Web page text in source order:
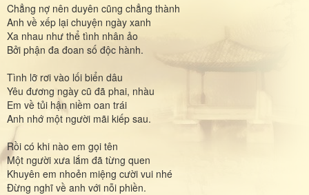
Chẳng nợ nên duyên cũng chẳng thành
Anh về xếp lại chuyện ngày xanh
Xa nhau như thể tình nhân ảo
Bởi phận đa đoan số độc hành.
Tình lỡ rơi vào lối biển dâu
Yêu đương ngày cũ đã phai, nhàu
Em về tủi hận niềm oan trái
Anh nhớ một người mãi kiếp sau.
Rồi có khi nào em gọi tên
Một người xưa lắm đã từng quen
Khuyên em nhoẻn miệng cười vui nhé
Đừng nghĩ về anh với nỗi phiền.